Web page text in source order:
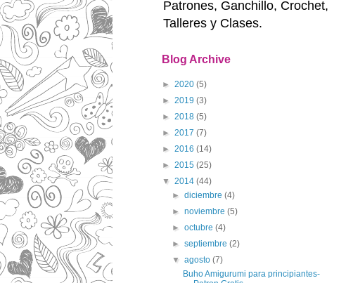
Patrones, Ganchillo, Crochet,
Talleres y Clases.
Blog Archive
► 2020 (5)
► 2019 (3)
► 2018 (5)
► 2017 (7)
► 2016 (14)
► 2015 (25)
▼ 2014 (44)
►diciembre (4)
►noviembre (5)
►octubre (4)
►septiembre (2)
▼ agosto (7)
Buho Amigurumi para principiantes-